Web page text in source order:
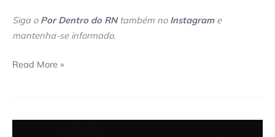
Siga o Por Dentro do RNtambém no Instagrame
mantenha-se informado.
Read More »